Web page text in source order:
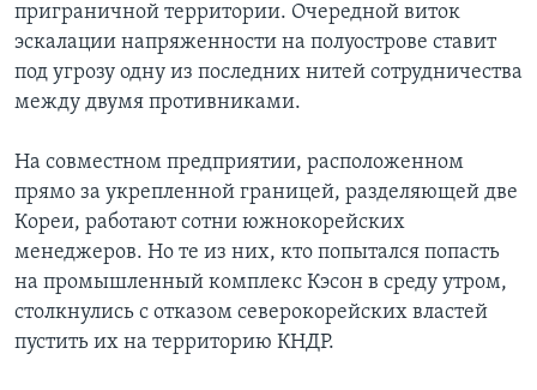
приграничной территории. Очередной виток
эскалации напряженности на полуострове ставит
под угрозу одну из последних нитей сотрудничества
между двумя противниками.
На совместном предприятии, расположенном
прямо за укрепленной границей, разделяющей две
Кореи, работают сотни южнокорейских
менеджеров. Но те из них, кто попытался попасть
на промышленный комплекс Кэсон в среду утром,
столкнулись с отказом северокорейских властей
пустить их на территорию КНДР.